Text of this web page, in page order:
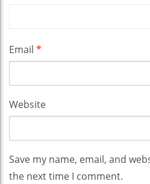
Email *
Website
Save my name, email, and
the next time I comment.